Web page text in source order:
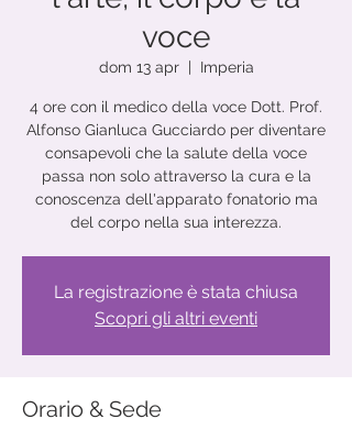
voce
dom 13 apr
  |
Imperia
4 ore con il medico della voce Dott. Prof.
Alfonso Gianluca Gucciardo per diventare
consapevoli che la salute della voce
passa non solo attraverso la cura e la
conoscenza dell'apparato fonatorio ma
del corpo nella sua interezza.
La registrazione è stata chiusa
Scopri gli altri eventi
Orario & Sede